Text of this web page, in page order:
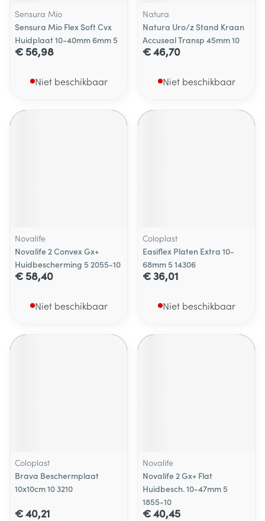
Sensura Mio
Sensura Mio Flex Soft Cvx
Huidplaat 10-40mm 6mm 5
€ 56,98
Niet beschikbaar
Natura
Natura Uro/z Stand Kraan
Accuseal Transp 45mm 10
€ 46,70
Niet beschikbaar
Novalife
Novalife 2 Convex Gx+
Huidbescherming 5 2055-10
€ 58,40
Niet beschikbaar
Coloplast
Easiflex Platen Extra 10-
68mm 5 14306
€ 36,01
Niet beschikbaar
Coloplast
Brava Beschermplaat
10x10cm 10 3210
€ 40,21
Novalife
Novalife 2 Gx+ Flat
Huidbesch. 10-47mm 5
1855-10
€ 40,45